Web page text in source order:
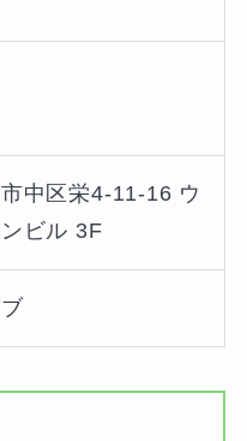
中区栄4-11-16 ウ
ビル 3F